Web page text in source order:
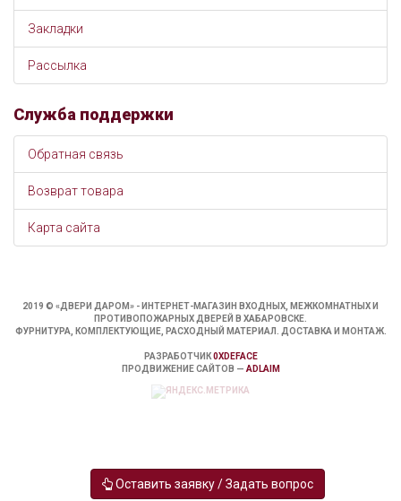
Закладки
Рассылка
Служба поддержки
Обратная связь
Возврат товара
Карта сайта
2019 © «ДВЕРИ ДАРОМ» - ИНТЕРНЕТ-МАГАЗИН ВХОДНЫХ, МЕЖКОМНАТНЫХ И
ПРОТИВОПОЖАРНЫХ ДВЕРЕЙ В ХАБАРОВСКЕ.
ФУРНИТУРА, КОМПЛЕКТУЮЩИЕ, РАСХОДНЫЙ МАТЕРИАЛ. ДОСТАВКА И МОНТАЖ.
РАЗРАБОТЧИК0XDEFACE
ПРОДВИЖЕНИЕ САЙТОВ — ADLAIM
Оставить заявку / Задать вопрос